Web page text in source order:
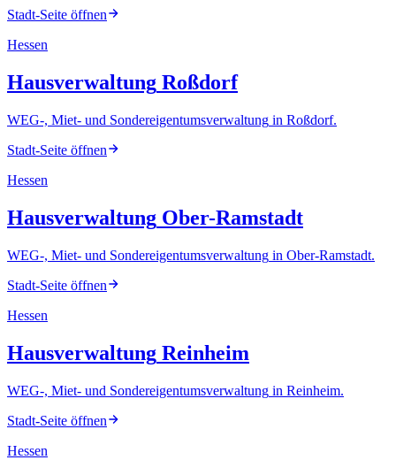
Stadt-Seite öffnen
Hessen
Hausverwaltung Roßdorf
WEG-, Miet- und Sondereigentumsverwaltung in Roßdorf.
Stadt-Seite öffnen
Hessen
Hausverwaltung Ober-Ramstadt
WEG-, Miet- und Sondereigentumsverwaltung in Ober-Ramstadt.
Stadt-Seite öffnen
Hessen
Hausverwaltung Reinheim
WEG-, Miet- und Sondereigentumsverwaltung in Reinheim.
Stadt-Seite öffnen
Hessen